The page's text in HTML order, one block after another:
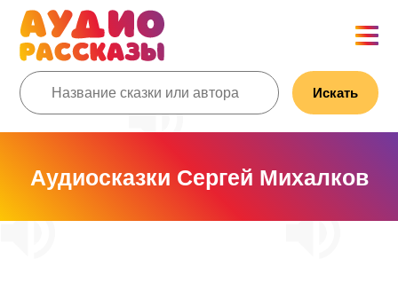
Искать
Аудиосказки Сергей Михалков